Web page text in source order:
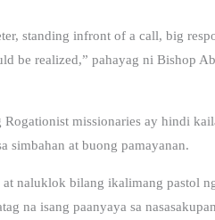
standing infront of a call, big
be realized,” pahayag ni Bishop
missionaries ay hindi
simbahan at buong pamayanan.
naluklok bilang ikalimang pastol
na isang paanyaya sa